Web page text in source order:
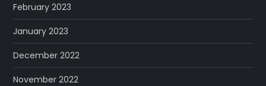
February 2023
January 2023
December 2022
November 2022